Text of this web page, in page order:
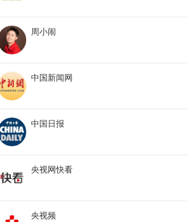
周小闹
中国新闻网
中国日报
央视网快看
央视频